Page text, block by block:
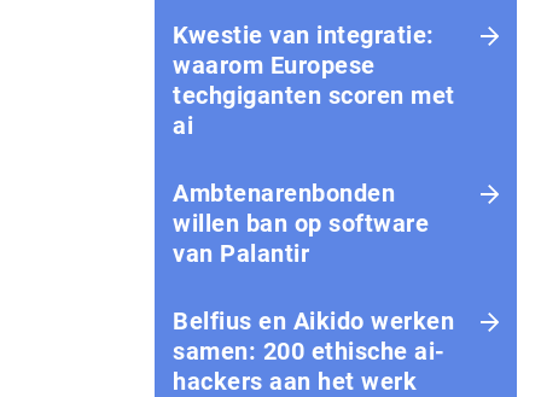
Kwestie van integratie:
waarom Europese
techgiganten scoren met
ai
Amb­te­na­ren­bon­den
willen ban op software
van Palantir
Belfius en Aikido werken
samen: 200 ethische ai-
hackers aan het werk